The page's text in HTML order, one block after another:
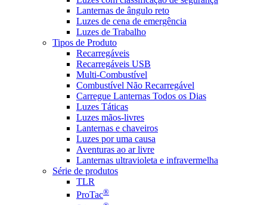
Lanternas de ângulo reto
Luzes de cena de emergência
Luzes de Trabalho
Tipos de Produto
Recarregáveis
Recarregáveis USB
Multi-Combustível
Combustível Não Recarregável
Carregue Lanternas Todos os Dias
Luzes Táticas
Luzes mãos-livres
Lanternas e chaveiros
Luzes por uma causa
Aventuras ao ar livre
Lanternas ultravioleta e infravermelha
Série de produtos
TLR
ProTac®